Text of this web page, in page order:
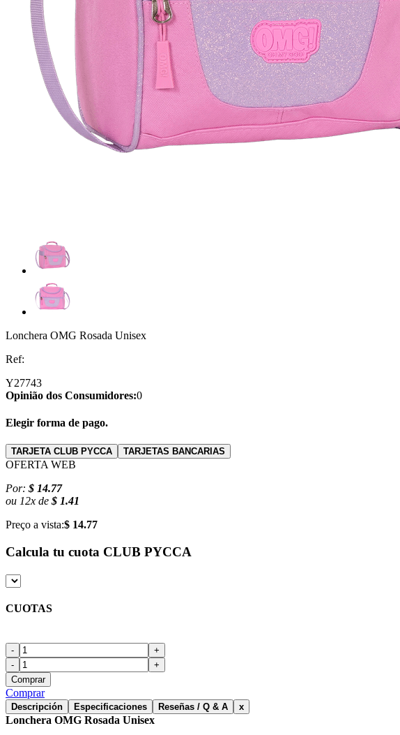
Lonchera OMG Rosada Unisex
Ref:
Y27743
Opinião dos Consumidores:0
Elegir forma de pago.
TARJETA CLUB PYCCA TARJETAS BANCARIAS
OFERTA WEB
Por: $ 14.77
ou 12x de $ 1.41
Preço a vista:$ 14.77
Calcula tu cuota CLUB PYCCA
CUOTAS
-
+
-
+
Comprar
Comprar
Descripción Especificaciones Reseñas / Q & A x
Lonchera OMG Rosada Unisex